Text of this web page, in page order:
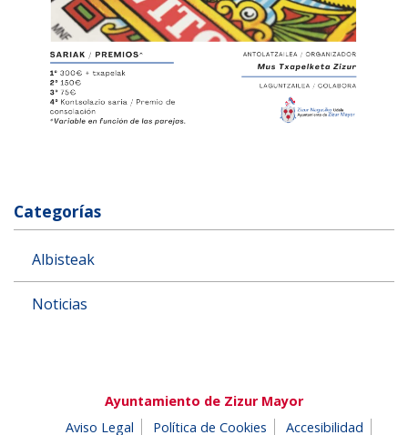
Categorías
Albisteak
Noticias
Ayuntamiento de Zizur Mayor
Aviso Legal
Política de Cookies Accesibilidad